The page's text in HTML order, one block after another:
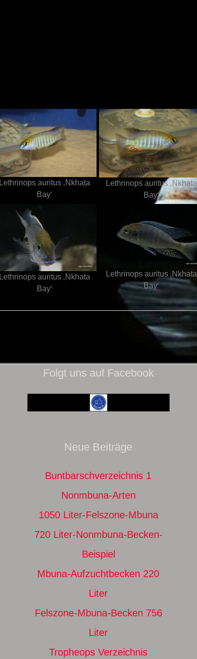
Lethrinops auritus ‚Nkhata
Bay‘
Lethrinops auritus ‚Nkhata
Bay‘
Lethrinops auritus ‚Nkhata
Bay‘
Lethrinops auritus ‚Nkhata
Bay‘
Folgt uns auf Facebook
Neue Beiträge
Buntbarschverzeichnis 1
Nonmbuna-Arten
1050 Liter-Felszone-Mbuna
720 Liter-Nonmbuna-Becken-
Beispiel
Mbuna-Aufzuchtbecken 220
Liter
Felszone-Mbuna-Becken 756
Liter
Tropheops Verzeichnis